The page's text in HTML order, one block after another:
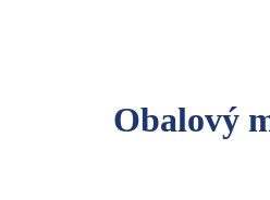
Obalový